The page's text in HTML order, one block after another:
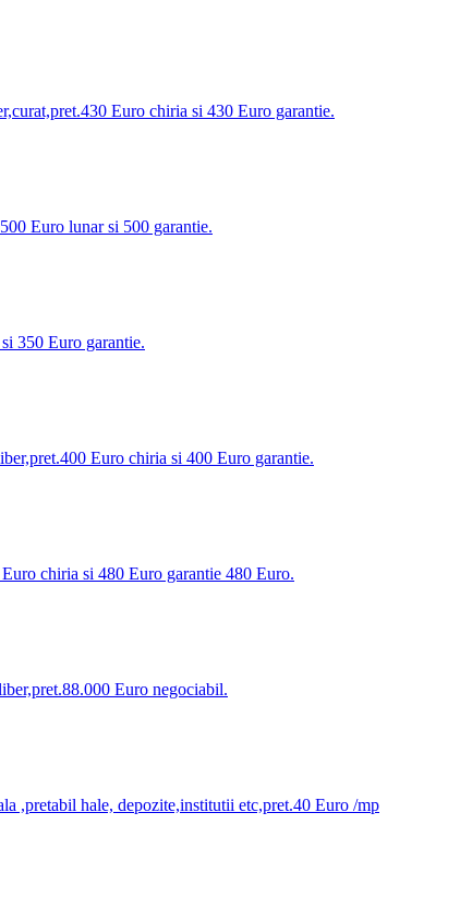
Euro chiria si 430 Euro garantie.
Euro lunar si 500 garantie.
350 Euro garantie.
Euro chiria si 400 Euro garantie.
chiria si 480 Euro garantie 480 Euro.
Euro negociabil.
,pretabil hale, depozite,institutii etc,pret.40 Euro /mp